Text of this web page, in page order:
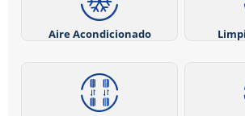
Aire Acondicionado